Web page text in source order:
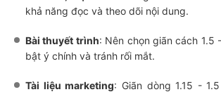
khả năng đọc và theo dõi nội dung.
Bài thuyết trình: Nên chọn giãn cách 1.5
bật ý chính và tránh rối mắt.
Tài liệu marketing: Giãn dòng 1.15 -